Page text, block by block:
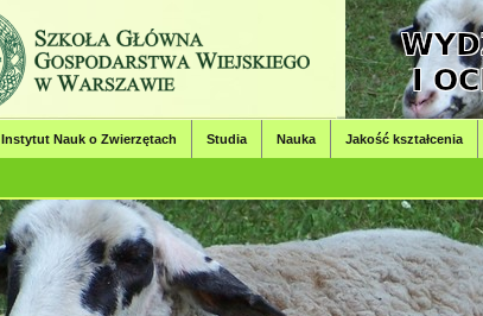
Wydział Hodowli, Bioinżynierii i
Strona Wydziału Hodowli, Bioinżynierii i Ochrony Zwierząt
Instytut Nauk o Zwierzętach Studia Nauka Jakość kształcenia